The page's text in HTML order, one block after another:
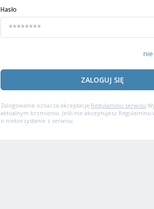
Hasło
nie
ZALOGUJ SIĘ
Zalogowanie oznacza akceptację Regulaminu serwisu
aktualnym brzmieniu. Jeśli nie akceptujesz Regulaminu
o niekorzystanie z serwisu.